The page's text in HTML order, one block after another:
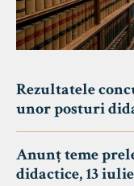
Rezultatele
unor posturi
Anunț teme
didactice, 13